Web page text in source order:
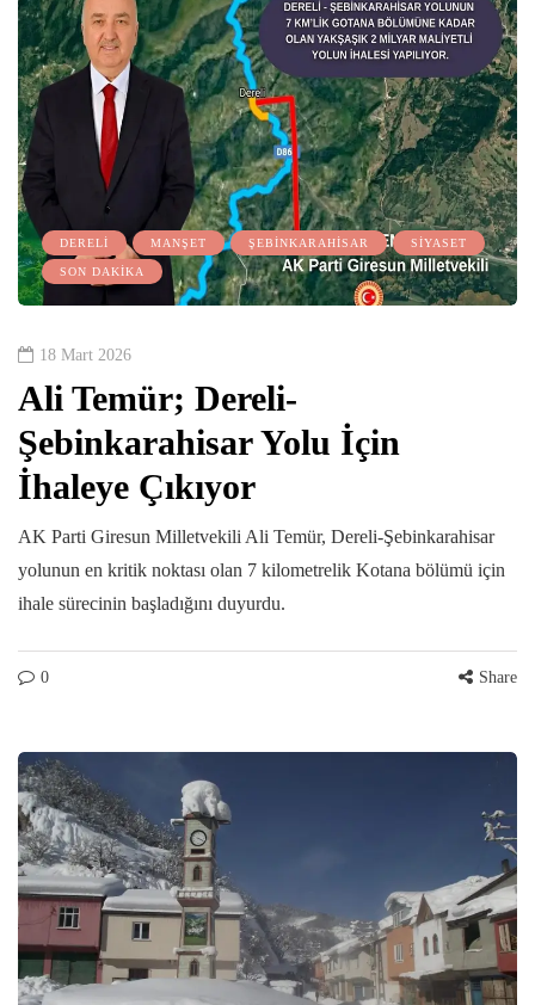
DERELİ MANŞET ŞEBİNKARAHİSAR SİYASET
SON DAKİKA
18 Mart 2026
Ali Temür; Dereli-
Şebinkarahisar Yolu İçin
İhaleye Çıkıyor
AK Parti Giresun Milletvekili Ali Temür, Dereli-Şebinkarahisar
yolunun en kritik noktası olan 7 kilometrelik Kotana bölümü için
ihale sürecinin başladığını duyurdu.
0 Share